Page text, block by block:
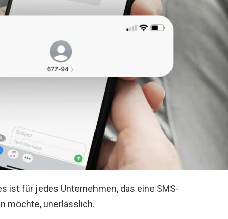
ist für jedes Unternehmen, das eine SMS-
möchte, unerlässlich.